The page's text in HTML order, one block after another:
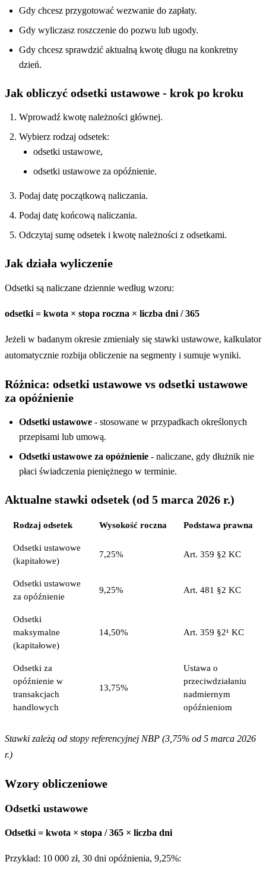
Gdy chcesz przygotować wezwanie do zapłaty.
Gdy wyliczasz roszczenie do pozwu lub ugody.
Gdy chcesz sprawdzić aktualną kwotę długu na konkretny
dzień.
Jak obliczyć odsetki ustawowe - krok po kroku
Wprowadź kwotę należności głównej.
Wybierz rodzaj odsetek:
odsetki ustawowe,
odsetki ustawowe za opóźnienie.
Podaj datę początkową naliczania.
Podaj datę końcową naliczania.
Odczytaj sumę odsetek i kwotę należności z odsetkami.
Jak działa wyliczenie
Odsetki są naliczane dziennie według wzoru:
odsetki = kwota × stopa roczna × liczba dni / 365
Jeżeli w badanym okresie zmieniały się stawki ustawowe, kalkulator
automatycznie rozbija obliczenie na segmenty i sumuje wyniki.
Różnica: odsetki ustawowe vs odsetki ustawowe
za opóźnienie
Odsetki ustawowe - stosowane w przypadkach określonych
przepisami lub umową.
Odsetki ustawowe za opóźnienie - naliczane, gdy dłużnik nie
płaci świadczenia pieniężnego w terminie.
Aktualne stawki odsetek (od 5 marca 2026 r.)
Rodzaj odsetek Wysokość roczna Podstawa prawna
Odsetki ustawowe
(kapitałowe)
7,25% Art. 359 §2 KC
Odsetki ustawowe
za opóźnienie
9,25% Art. 481 §2 KC
Odsetki
maksymalne
(kapitałowe)
14,50% Art. 359 §2¹ KC
Odsetki za
opóźnienie w
transakcjach
handlowych
13,75%
Ustawa o
przeciwdziałaniu
nadmiernym
opóźnieniom
Stawki zależą od stopy referencyjnej NBP (3,75% od 5 marca 2026
r.)
Wzory obliczeniowe
Odsetki ustawowe
Odsetki = kwota × stopa / 365 × liczba dni
Przykład: 10 000 zł, 30 dni opóźnienia, 9,25%: